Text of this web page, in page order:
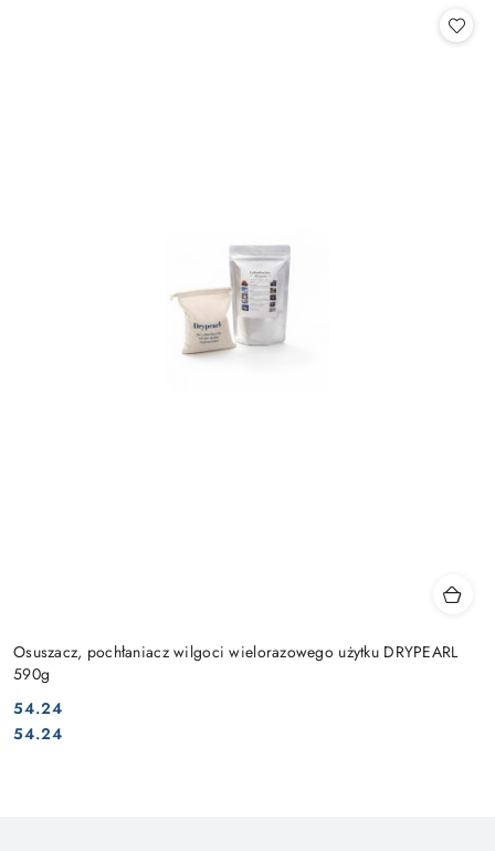
Osuszacz, pochłaniacz wilgoci wielorazowego użytku DRYPEARL
590g
Cena:
54.24
Cena:
54.24